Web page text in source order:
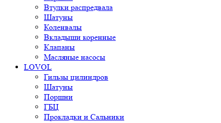
Втулки распредвала
Шатуны
Коленвалы
Вкладыши коренные
Клапаны
Масляные насосы
LOVOL
Гильзы цилиндров
Шатуны
Поршни
ГБЦ
Прокладки и Сальники